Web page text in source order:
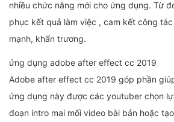
nhiều chức năng mới cho ứng dụng. Từ
phục kết quả làm việc , cam kết công
mạnh, khẩn trương.
ứng dụng adobe after effect cc 2019
Adobe after effect cc 2019 góp phần
ứng dụng này được các youtuber chọn
đoạn intro mai mối video bài bản hoặc